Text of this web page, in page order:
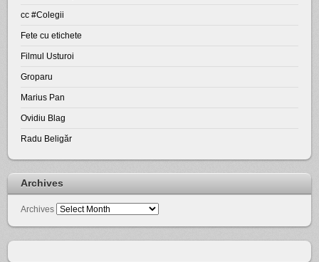
cc #Colegii
Fete cu etichete
Filmul Usturoi
Groparu
Marius Pan
Ovidiu Blag
Radu Beligăr
Archives
Archives